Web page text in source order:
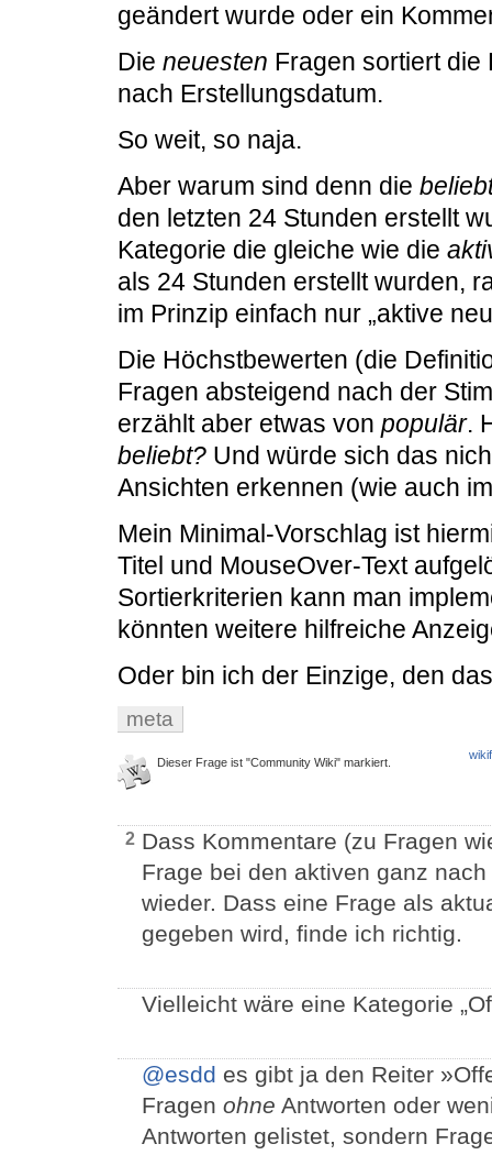
geändert wurde oder ein
Die neuesten Fragen sortiert die
nach Erstellungsdatum.
So weit, so naja.
Aber warum sind denn die
den letzten 24 Stunden erstellt
Kategorie die gleiche wie die
als 24 Stunden erstellt wurden,
im Prinzip einfach nur „aktive
Die Höchstbewerten (die
Fragen absteigend nach der
erzählt aber etwas von populär.
beliebt? Und würde sich das
Ansichten erkennen (wie auch
Mein Minimal-Vorschlag ist
Titel und MouseOver-Text
Sortierkriterien kann man
könnten weitere hilfreiche
Oder bin ich der Einzige, den
meta
Dieser Frage ist "Community Wiki" markiert.
2 Dass Kommentare (zu Fragen
Frage bei den aktiven ganz
wieder. Dass eine Frage als
gegeben wird, finde ich richtig.
Vielleicht wäre eine Kategorie
@esdd es gibt ja den Reiter
Fragen ohne Antworten oder
Antworten gelistet, sondern